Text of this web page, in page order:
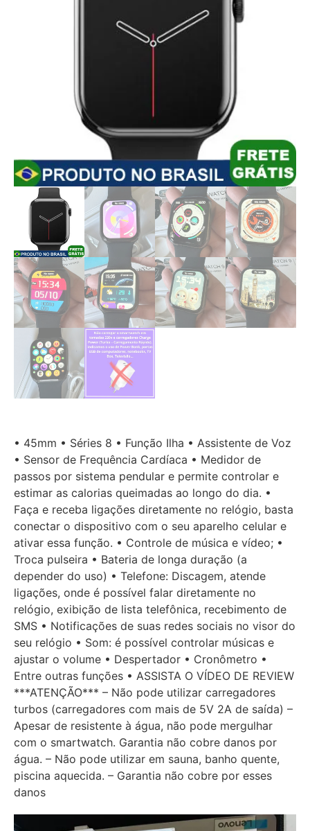
• 45mm • Séries 8 • Função Ilha • Assistente de Voz
• Sensor de Frequência Cardíaca • Medidor de
passos por sistema pendular e permite controlar e
estimar as calorias queimadas ao longo do dia. •
Faça e receba ligações diretamente no relógio, basta
conectar o dispositivo com o seu aparelho celular e
ativar essa função. • Controle de música e vídeo; •
Troca pulseira • Bateria de longa duração (a
depender do uso) • Telefone: Discagem, atende
ligações, onde é possível falar diretamente no
relógio, exibição de lista telefônica, recebimento de
SMS • Notificações de suas redes sociais no visor do
seu relógio • Som: é possível controlar músicas e
ajustar o volume • Despertador • Cronômetro •
Entre outras funções • ASSISTA O VÍDEO DE REVIEW
***ATENÇÃO*** – Não pode utilizar carregadores
turbos (carregadores com mais de 5V 2A de saída) –
Apesar de resistente à água, não pode mergulhar
com o smartwatch. Garantia não cobre danos por
água. – Não pode utilizar em sauna, banho quente,
piscina aquecida. – Garantia não cobre por esses
danos